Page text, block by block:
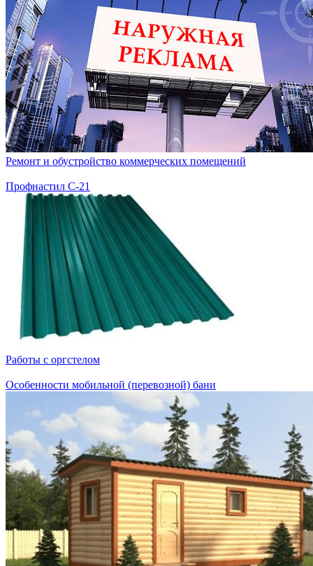
Ремонт и обустройство коммерческих помещений
Профнастил С-21
Работы с оргстелом
Особенности мобильной (перевозной) бани